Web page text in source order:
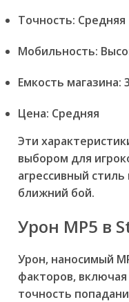
Точность: Средняя
Мобильность:
Емкость магазина:
Цена: Средняя
Эти
выбором для
агрессивный
ближний бой.
Урон MP5 в
Урон, наносимый
факторов,
точность